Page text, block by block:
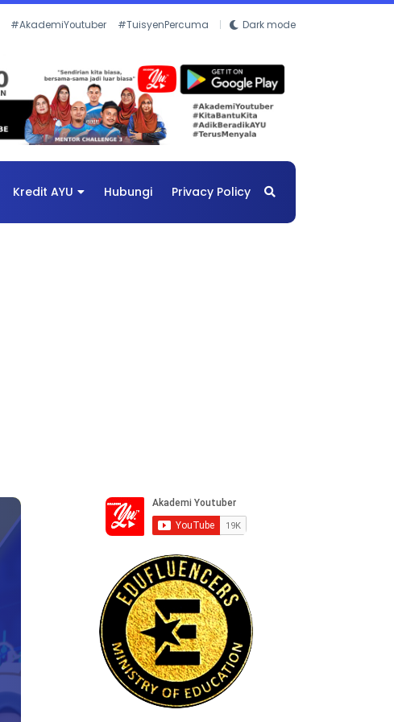
#AkademiYoutuber #TuisyenPercuma Dark mode
Kredit AYU Hubungi Privacy Policy